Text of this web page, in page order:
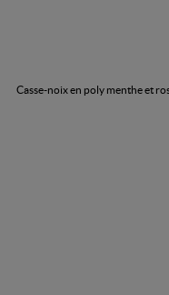
casse-noix en poly menthe et